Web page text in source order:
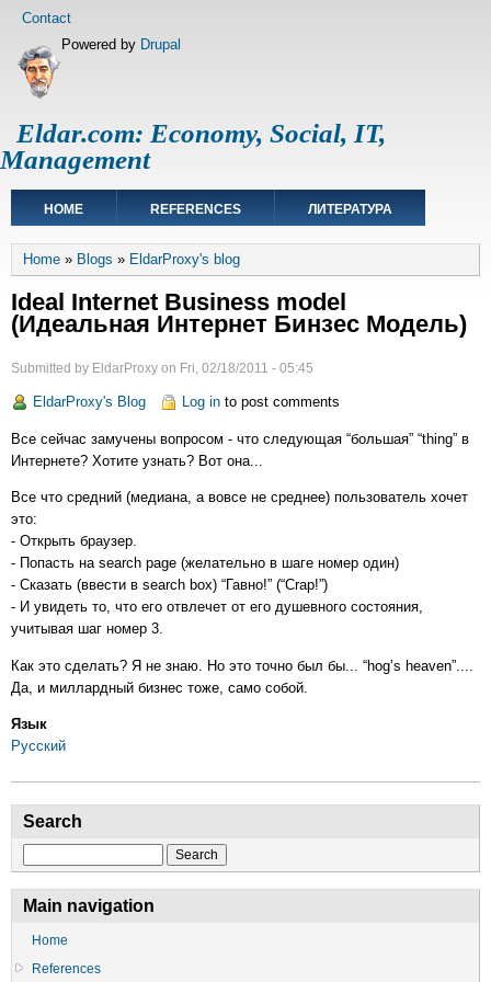
Skip
main
content
Footer
Contact
Eldar.com: Economy, Social, IT,
Management
Powered by Drupal
Main
navigation
HOME REFERENCES ЛИТЕРАТУРА
Breadcrumb
Home Blogs EldarProxy's blog
Ideal Internet Business model
(Идеальная Интернет Бинзес Модель)
Submitted by EldarProxy on Fri, 02/18/2011 - 05:45
EldarProxy's Blog Log in to post comments
Все сейчас замучены вопросом - что следующая “большая” “thing” в
Интернете? Хотите узнать? Вот она...
Все что средний (медиана, а вовсе не среднее) пользователь хочет
это:
- Открыть браузер.
- Попасть на search page (желательно в шаге номер один)
- Сказать (ввести в search box) “Гавно!” (“Crap!”)
- И увидеть то, что его отвлечет от его душевного состояния,
учитывая шаг номер 3.
Как это сделать? Я не знаю. Но это точно был бы... “hog’s heaven”....
Да, и миллардный бизнес тоже, само собой.
Язык
Русский
Search
Main navigation
Home
References